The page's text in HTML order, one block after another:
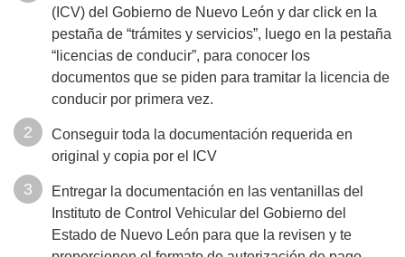
(ICV) del Gobierno de Nuevo León y dar click en la
pestaña de “trámites y servicios”, luego en la pestaña
“licencias de conducir”, para conocer los
documentos que se piden para tramitar la licencia de
conducir por primera vez.
Conseguir toda la documentación requerida en
original y copia por el ICV
Entregar la documentación en las ventanillas del
Instituto de Control Vehicular del Gobierno del
Estado de Nuevo León para que la revisen y te